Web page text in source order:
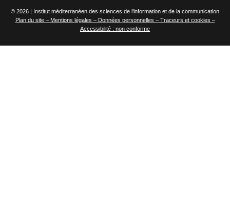
© 2026 | Institut méditerranéen des sciences de l’information et de la communication
Plan du site – Mentions légales – Données personnelles –Traceurs et cookies –
Accessibilité : non conforme